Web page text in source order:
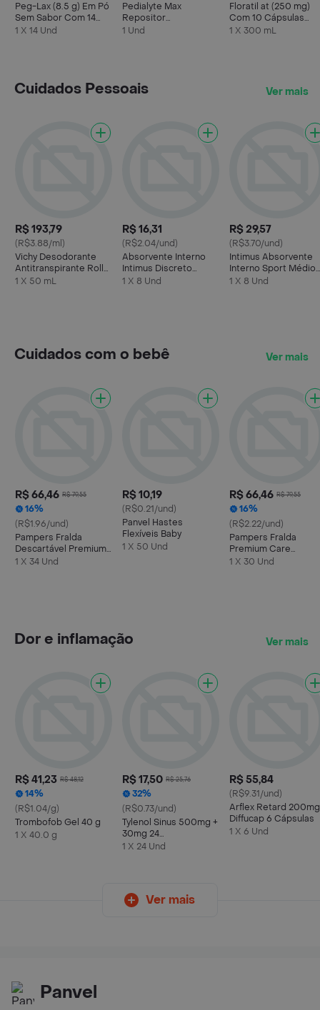
Peg-Lax (8.5 g) Em Pó
Sem Sabor Com 14
Envelopes
1 X 14 Und
Pedialyte Max
Repositor
Hidroeletrolítico
1 Und
Floratil at (250 mg)
Com 10 Cápsulas
Gelatinosas Duras
1 X 300 mL
Cuidados Pessoais Ver mais
R$ 193,79
(R$3.88/ml)
Vichy Desodorante
Antitranspirante Roll-
On Peles Sensíveis
1 X 50 mL
R$ 16,31
(R$2.04/und)
Absorvente Interno
Intimus Discreto
Super 8 Und
1 X 8 Und
R$ 29,57
(R$3.70/und)
Intimus Absorvente
Interno Sport Médio
com Aplicador 8
1 X 8 Und
Cuidados com o bebê Ver mais
R$ 66,46 R$ 79,55
16%
(R$1.96/und)
Pampers Fralda
Descartável Premium
Care Tamanho M 34
1 X 34 Und
R$ 10,19
(R$0.21/und)
Panvel Hastes
Flexíveis Baby
1 X 50 Und
R$ 66,46 R$ 79,55
16%
(R$2.22/und)
Pampers Fralda
Premium Care
Tamanho G 30
1 X 30 Und
Dor e inflamação Ver mais
R$ 41,23 R$ 48,12
14%
(R$1.04/g)
Trombofob Gel 40 g
1 X 40.0 g
R$ 17,50 R$ 25,76
32%
(R$0.73/und)
Tylenol Sinus 500mg +
30mg 24
Comprimidos
1 X 24 Und
R$ 55,84
(R$9.31/und)
Arflex Retard 200mg
Diffucap 6 Cápsulas
1 X 6 Und
Ver mais
Panvel